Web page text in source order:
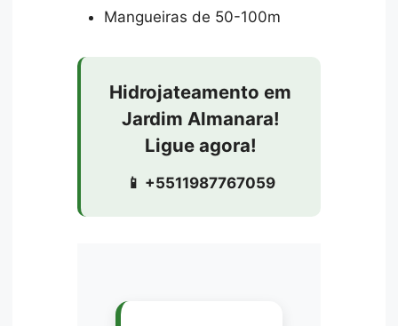
Mangueiras de 50-100m
Hidrojateamento em
Jardim Almanara!
Ligue agora!
📱 +5511987767059